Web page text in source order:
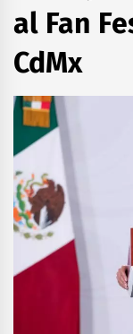
al Fan
CdMx